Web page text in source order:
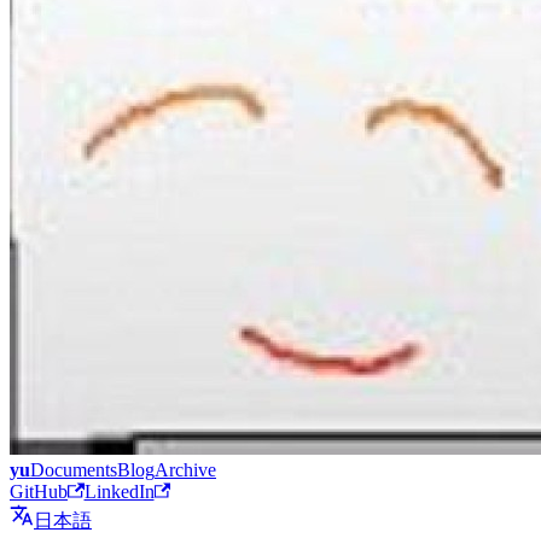
yuDocumentsBlogArchive
GitHub
LinkedIn
日本語